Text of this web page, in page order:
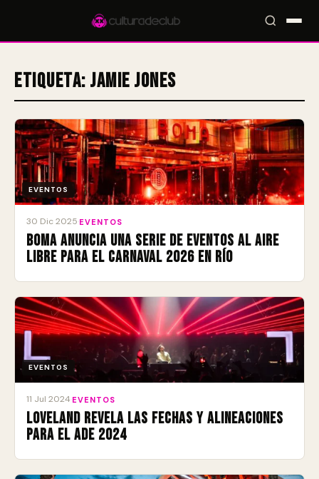
Accesos rápidos:🎪 Eventos🎤 Artistas📍 Locales📰 Magazine
Etiqueta: Jamie Jones
EVENTOS
30 Dic 2025 EVENTOS
BOMA anuncia una serie de eventos al aire
libre para el Carnaval 2026 en Río
EVENTOS
11 Jul 2024 EVENTOS
Loveland revela las fechas y alineaciones
para el ADE 2024